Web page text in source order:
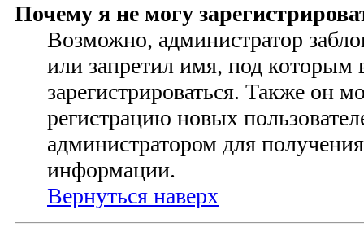
Почему я не могу
Возможно, администратор
или запретил имя, под которым
зарегистрироваться. Также он
регистрацию новых
администратором для
информации.
Вернуться наверх